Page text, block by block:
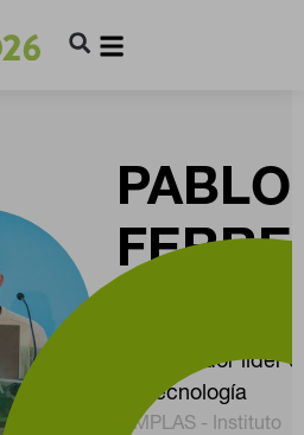
PABLO
Investigador líder
Biotecnología
AIMPLAS - Instituto